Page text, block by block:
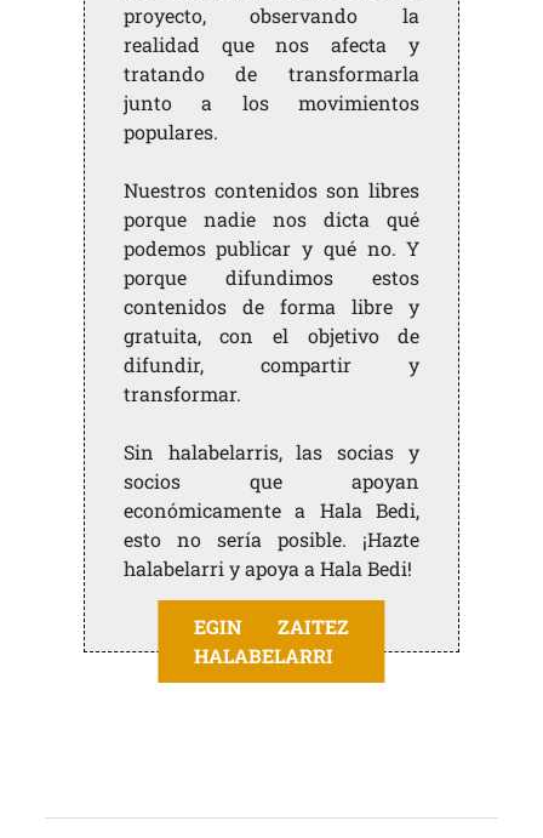
proyecto, observando la
realidad que nos afecta y
tratando de transformarla
junto a los movimientos
populares.
Nuestros contenidos son libres
porque nadie nos dicta qué
podemos publicar y qué no. Y
porque difundimos estos
contenidos de forma libre y
gratuita, con el objetivo de
difundir, compartir y
transformar.
Sin halabelarris, las socias y
socios que apoyan
económicamente a Hala Bedi,
esto no sería posible. ¡Hazte
halabelarri y apoya a Hala Bedi!
EGIN ZAITEZ
HALABELARRI